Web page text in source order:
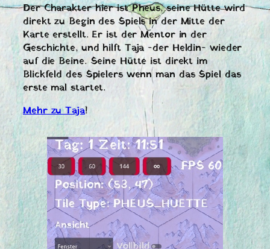
Der Charakter hier ist Pheus, seine Hütte wird
direkt zu Begin des Spiels in der Mitte der
Karte erstellt. Er ist der Mentor in der
Geschichte, und hilft Taja -der Heldin- wieder
auf die Beine. Seine Hütte ist direkt im
Blickfeld des Spielers wenn man das Spiel das
erste mal startet.
Mehr zu Taja!